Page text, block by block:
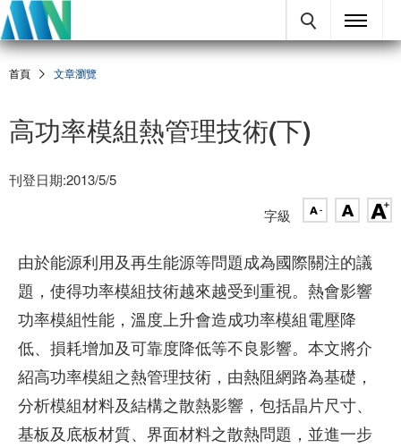
首頁 文章瀏覽
高功率模組熱管理技術(下)
刊登日期:2013/5/5
字級
由於能源利用及再生能源等問題成為國際關注的議
題，使得功率模組技術越來越受到重視。熱會影響
功率模組性能，溫度上升會造成功率模組電壓降
低、損耗增加及可靠度降低等不良影響。本文將介
紹高功率模組之熱管理技術，由熱阻網路為基礎，
分析模組材料及結構之散熱影響，包括晶片尺寸、
基板及底板材質、界面材料之散熱問題，並進一步